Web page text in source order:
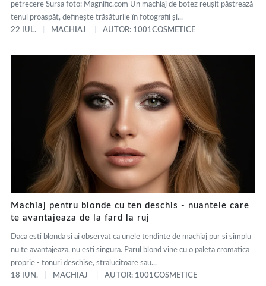
petrecere Sursa foto: Magnific.com Un machiaj de botez reușit păstrează
tenul proaspăt, definește trăsăturile în fotografii și...
22 IUL.
MACHIAJ AUTOR: 1001COSMETICE
Machiaj pentru blonde cu ten deschis - nuantele care
te avantajeaza de la fard la ruj
Daca esti blonda si ai observat ca unele tendinte de machiaj pur si simplu
nu te avantajeaza, nu esti singura. Parul blond vine cu o paleta cromatica
proprie - tonuri deschise, stralucitoare sau...
18 IUN.
MACHIAJ AUTOR: 1001COSMETICE